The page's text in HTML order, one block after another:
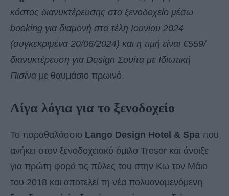
κόστος διανυκτέρευσης στο ξενοδοχείο μέσω
booking για διαμονή στα τέλη Ιουνίου 2024
(συγκεκριμένα 20/06/2024) και η τιμή είναι €559/
διανυκτέρευση για Design Σουίτα με Ιδιωτική
Πισίναμε θαυμάσιο πρωινό.
Λίγα λόγια για το ξενοδοχείο
Το παραθαλάσσιο Lango Design Hotel & Spa που
ανήκει στον ξενοδοχειακό όμιλο Tresor και άνοιξε
για πρώτη φορά τις πύλες του στην Κω τον Μάιο
του 2018 και αποτελεί τη νέα πολυαναμενόμενη